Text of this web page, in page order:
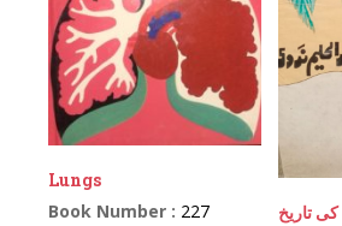
Lungs
Book Number : 227
تاریخ